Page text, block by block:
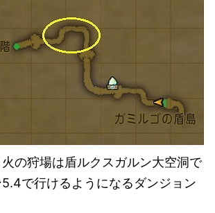
の狩場は盾ルクスガルン大空洞で
で行けるようになるダンジョン